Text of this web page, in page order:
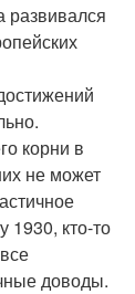
развивался
корни в
не может
1930, кто-то
доводы.